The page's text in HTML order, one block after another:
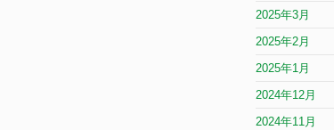
2025年3月
2025年2月
2025年1月
2024年12月
2024年11月